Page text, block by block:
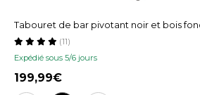
Tabouret de bar pivotant noir et bois
Expédié sous 5/6 jours
(11)
199,99